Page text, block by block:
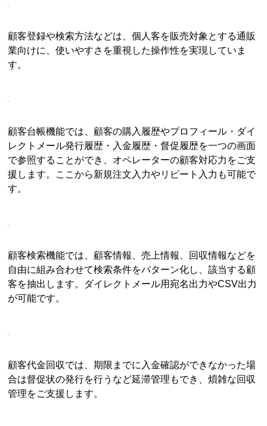
顧客登録や検索方法などは、個人客を販売対象とする通販
業向けに、使いやすさを重視した操作性を実現していま
す。
顧客台帳機能では、顧客の購入履歴やプロフィール・ダイ
レクトメール発行履歴・入金履歴・督促履歴を一つの画面
で参照することができ、オペレーターの顧客対応力をご支
援します。ここから新規注文入力やリピート入力も可能で
す。
顧客検索機能では、顧客情報、売上情報、回収情報などを
自由に組み合わせて検索条件をパターン化し、該当する顧
客を抽出します。ダイレクトメール用宛名出力やCSV出力
が可能です。
顧客代金回収では、期限までに入金確認ができなかった場
合は督促状の発行を行うなど延滞管理もでき、煩雑な回収
管理をご支援します。